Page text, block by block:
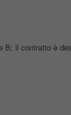
B; il contratto è